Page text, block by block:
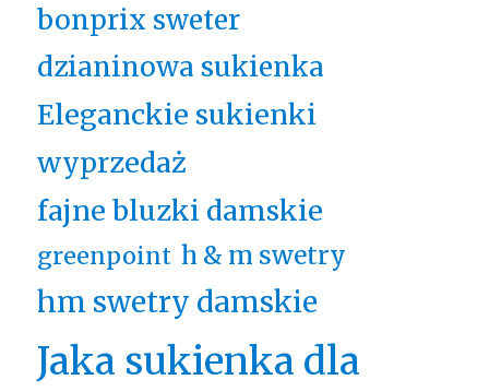
bonprix sweter
dzianinowa sukienka
Eleganckie sukienki
wyprzedaż
fajne bluzki damskie
greenpoint h & m swetry
hm swetry damskie
Jaka sukienka dla